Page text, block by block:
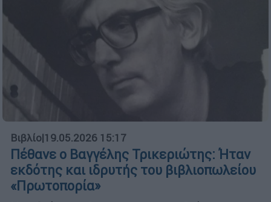
Βιβλίο|19.05.2026 15:17
Πέθανε ο Βαγγέλης Τρικεριώτης: Ήταν
εκδότης και ιδρυτής του βιβλιοπωλείου
«Πρωτοπορία»